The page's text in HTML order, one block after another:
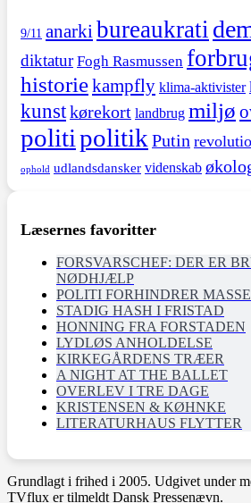
9/11 anarki bureaukrati
diktatur Fogh Rasmussen
historiekampfly klima-aktivister
kunstkørekort landbrug miljø
politipolitik Putin
ophold udlandsdansker videnskab
Læsernes favoritter
FORSVARSCHEF: DER ER
NØDHJÆLP
POLITI FORHINDRER
STADIG HASH I FRISTAD
HONNING FRA FORSTADEN
LYDLØS ANHOLDELSE
KIRKEGÅRDENS TRÆER
A NIGHT AT THE BALLET
OVERLEV I TRE DAGE
KRISTENSEN & KØHNKE
LITERATURHAUS FLYTTER
Grundlagt i frihed i 2005. Udgivet under
TVflux er tilmeldt Dansk Pressenævn.